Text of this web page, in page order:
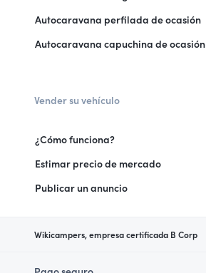
Autocaravana perfilada de ocasión
Autocaravana capuchina de ocasión
Vender su vehículo
¿Cómo funciona?
Estimar precio de mercado
Publicar un anuncio
Wikicampers, empresa certificada B Corp